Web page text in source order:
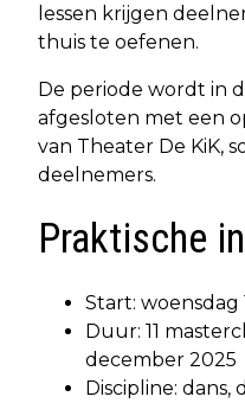
lessen krijgen
thuis te oefenen.
De periode wordt in
afgesloten met een
van Theater De KiK,
deelnemers.
Praktische
Start: woensdag
Duur: 11
december 2025
Discipline: dans,